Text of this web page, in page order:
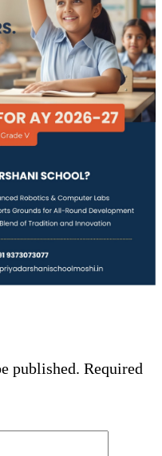
published. Required